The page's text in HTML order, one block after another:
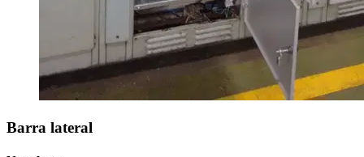
Barra lateral